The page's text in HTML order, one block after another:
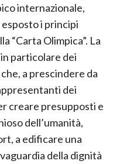
internazionale,
i principi
“Carta Olimpica”. La
particolare dei
a prescindere da
dei
creare presupposti e
dell’umanità,
a edificare una
della dignità